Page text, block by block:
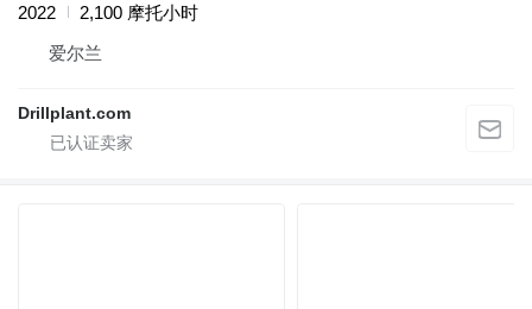
2022
2,100 摩托小时
爱尔兰
Drillplant.com